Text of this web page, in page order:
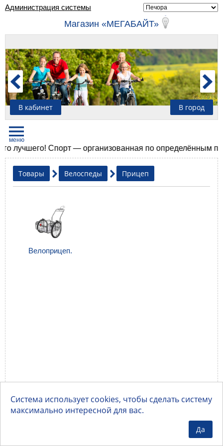
Администрация системы
Магазин «МЕГАБАЙТ»
В кабинет В город
Спорт — организованная по определённым
Товары Велоспеды Прицеп
Велоприцеп.
Система использует cookies, чтобы сделать систему
максимально интересной для вас.
Да